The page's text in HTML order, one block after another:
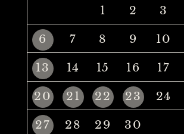
1 2 3
6
7 8 9 10
13
14 15 16 17
20
21 22 23 24
27
28 29
30